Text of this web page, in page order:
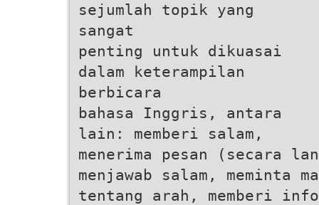
sejumlah topik yang
sangat
penting untuk dikuasai
dalam keterampilan
berbicara
bahasa Inggris, antara
lain: memberi salam,
menerima pesan (secara
menjawab salam, meminta
tentang arah, memberi